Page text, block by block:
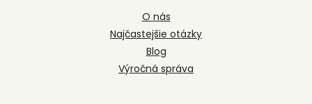
O nás
Najčastejšie otázky
Blog
Výročná správa